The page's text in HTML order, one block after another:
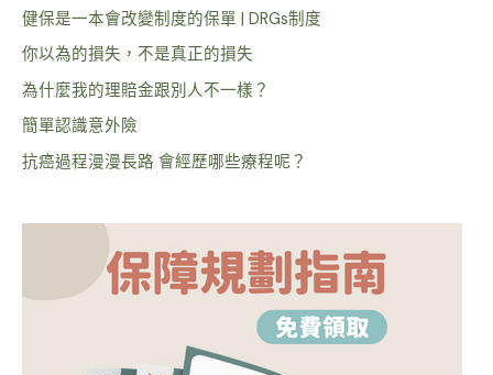
健保是一本會改變制度的保單 | DRGs制度
你以為的損失，不是真正的損失
為什麼我的理賠金跟別人不一樣？
簡單認識意外險
抗癌過程漫漫長路 會經歷哪些療程呢？